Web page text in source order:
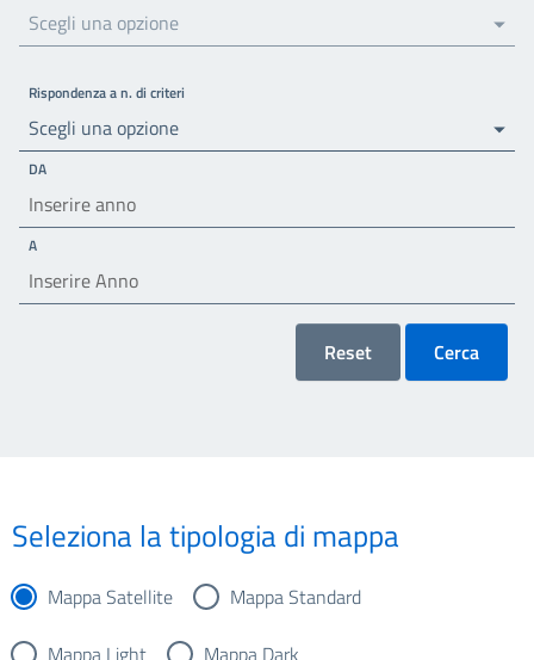
Scegli una opzione
Rispondenza a n. di criteri
Scegli una opzione
DA
A
Reset Cerca
Seleziona la tipologia di mappa
Mappa Satellite
Mappa Standard
Mappa Light
Mappa Dark